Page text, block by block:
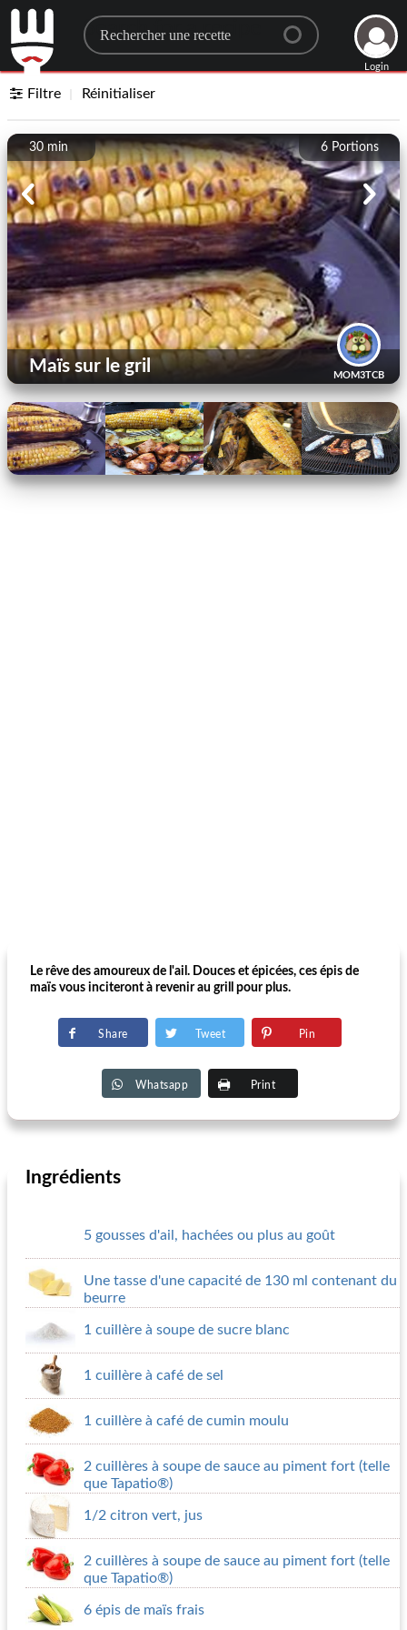
Search for a recipe
Login
Filtre Réinitialiser
6 Portions
30 min
MOM3TCB
Maïs sur le gril
Le rêve des amoureux de l'ail. Douces et épicées, ces épis de
maïs vous inciteront à revenir au grill pour plus.
Share Tweet Pin
Whatsapp Print
Ingrédients
5 gousses d'ail, hachées ou plus au goût
Une tasse d'une capacité de 130 ml contenant du
beurre
1 cuillère à soupe de sucre blanc
1 cuillère à café de sel
1 cuillère à café de cumin moulu
2 cuillères à soupe de sauce au piment fort (telle
que Tapatio®)
1/2 citron vert, jus
2 cuillères à soupe de sauce au piment fort (telle
que Tapatio®)
6 épis de maïs frais